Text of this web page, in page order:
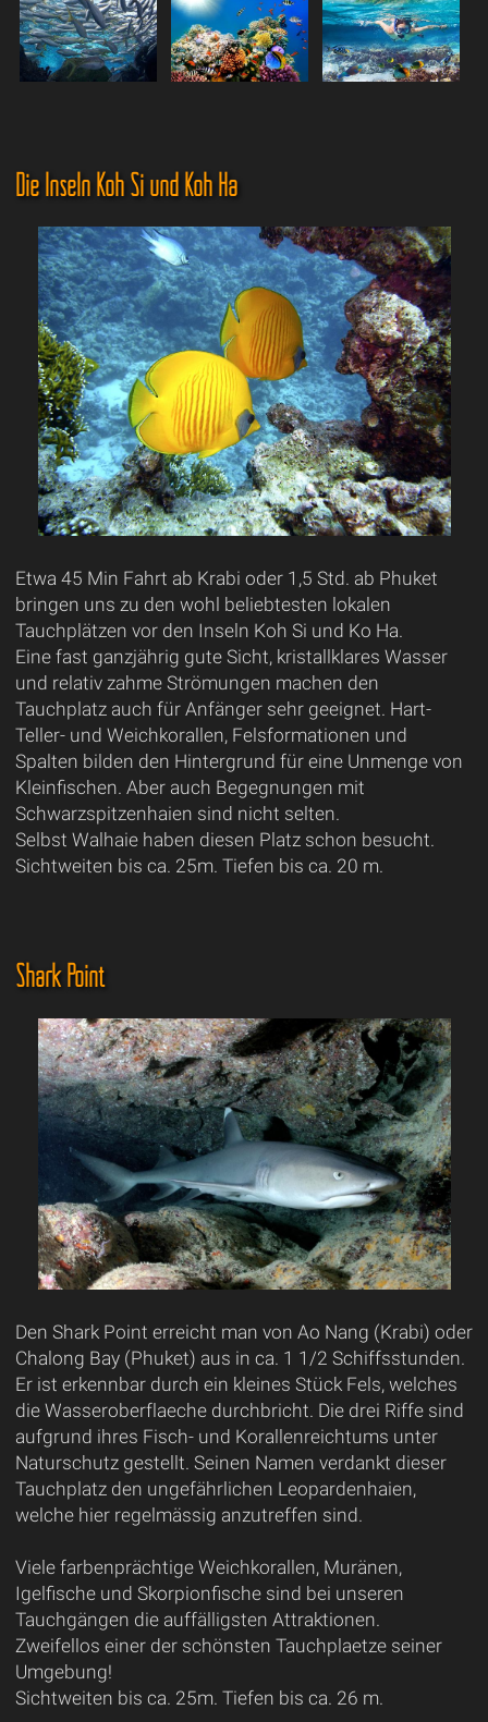
Die Inseln Koh Si und Koh Ha
Etwa 45 Min Fahrt ab Krabi oder 1,5 Std. ab Phuket
bringen uns zu den wohl beliebtesten lokalen
Tauchplätzen vor den Inseln Koh Si und Ko Ha.
Eine fast ganzjährig gute Sicht, kristallklares Wasser
und relativ zahme Strömungen machen den
Tauchplatz auch für Anfänger sehr geeignet. Hart-
Teller- und Weichkorallen, Felsformationen und
Spalten bilden den Hintergrund für eine Unmenge von
Kleinfischen. Aber auch Begegnungen mit
Schwarzspitzenhaien sind nicht selten.
Selbst Walhaie haben diesen Platz schon besucht.
Sichtweiten bis ca. 25m. Tiefen bis ca. 20 m.
Shark Point
Den Shark Point erreicht man von Ao Nang (Krabi) oder
Chalong Bay (Phuket) aus in ca. 1 1/2 Schiffsstunden.
Er ist erkennbar durch ein kleines Stück Fels, welches
die Wasseroberflaeche durchbricht. Die drei Riffe sind
aufgrund ihres Fisch- und Korallenreichtums unter
Naturschutz gestellt. Seinen Namen verdankt dieser
Tauchplatz den ungefährlichen Leopardenhaien,
welche hier regelmässig anzutreffen sind.
Viele farbenprächtige Weichkorallen, Muränen,
Igelfische und Skorpionfische sind bei unseren
Tauchgängen die auffälligsten Attraktionen.
Zweifellos einer der schönsten Tauchplaetze seiner
Umgebung!
Sichtweiten bis ca. 25m. Tiefen bis ca. 26 m.